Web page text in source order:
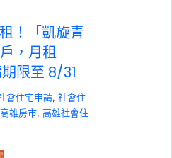
！「凱旋青
，月租
限至 8/31
會住宅申請, 社會住
高雄房市, 高雄社會住